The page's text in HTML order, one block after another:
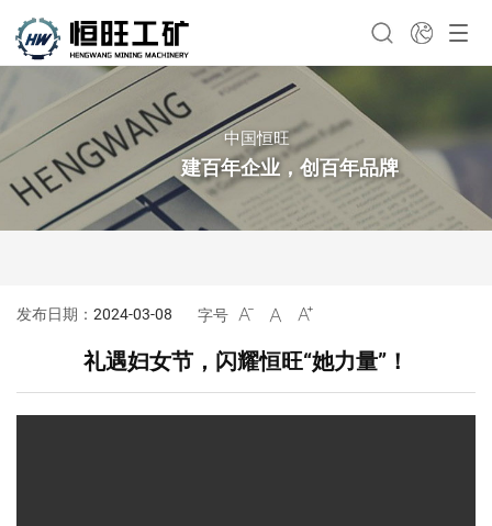
中国恒旺
建百年企业，创百年品牌
发布日期： 2024-03-08 字号   
礼遇妇女节，闪耀恒旺“她力量”！